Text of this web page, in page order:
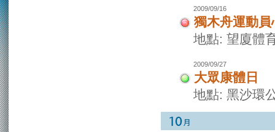
2009/09/16
獨木舟運動員
地點: 望廈體
2009/09/27
大眾康體日
地點: 黑沙環